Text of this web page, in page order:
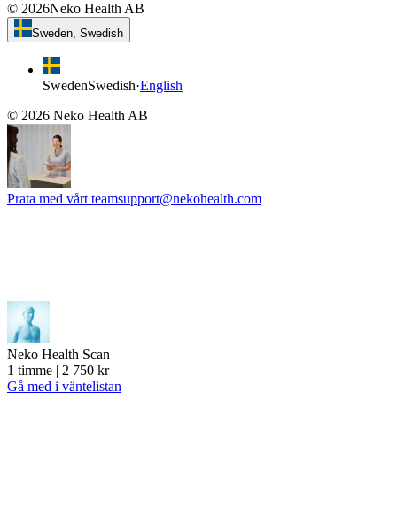
© 2026Neko Health AB
Sweden, Swedish
SwedenSwedish·English
© 2026 Neko Health AB
Prata med vårt teamsupport@nekohealth.com
Neko Health Scan
1 timme | 2 750 kr
Gå med i väntelistan